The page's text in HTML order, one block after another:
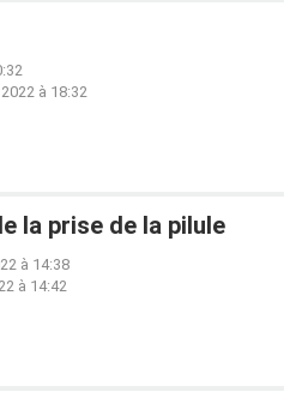
à 18:32
la prise de la pilule
à 14:38
à 14:42